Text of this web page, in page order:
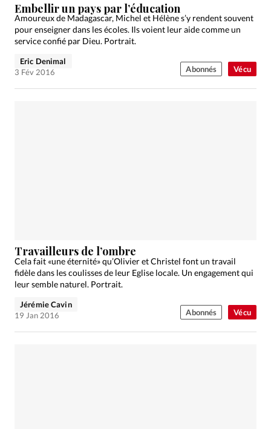
Vécu
Embellir un pays par l’éducation
Amoureux de Madagascar, Michel et Hélène s’y rendent souvent
pour enseigner dans les écoles. Ils voient leur aide comme un
service confié par Dieu. Portrait.
Eric Denimal
3 Fév 2016
Abonnés
Vécu
Travailleurs de l’ombre
Cela fait «une éternité» qu’Olivier et Christel font un travail
fidèle dans les coulisses de leur Eglise locale. Un engagement qui
leur semble naturel. Portrait.
Jérémie Cavin
19 Jan 2016
Abonnés